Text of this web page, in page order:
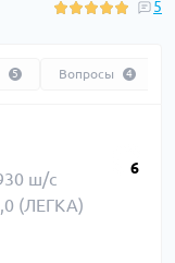
5
5 Вопросы 4
6